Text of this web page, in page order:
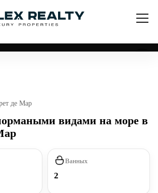
де Мар
видами на море в
Ванных
2